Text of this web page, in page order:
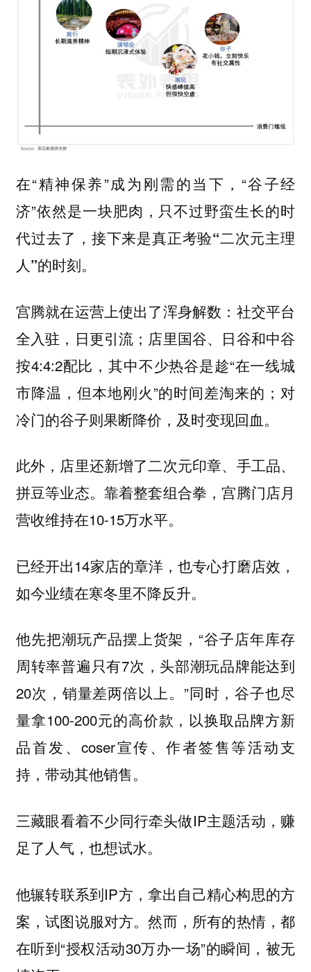
在“精神保养”成为刚需的当下，“谷子经
济”依然是一块肥肉， 只不过野蛮生长的时
代过去了，接下来是真正考验“二次元主理
人”的时刻。
宫腾就在运营上使出了浑身解数：社交平台
全入驻，日更引流；店里国谷、日谷和中谷
按4:4:2配比，其中不少热谷是趁“在一线城
市降温，但本地刚火”的时间差淘来的；对
冷门的谷子则果断降价，及时变现回血。
此外，店里还新增了二次元印章、手工品、
拼豆等业态。靠着整套组合拳，宫腾门店月
营收维持在10-15万水平。
已经开出14家店的章洋，也专心打磨店效，
如今业绩在寒冬里不降反升。
他先把潮玩产品摆上货架，“谷子店年库存
周转率普遍只有7次，头部潮玩品牌能达到
20次，销量差两倍以上。”同时，谷子也尽
量拿100-200元的高价款，以换取品牌方新
品首发、coser宣传、作者签售等活动支
持，带动其他销售。
三藏眼看着不少同行牵头做IP主题活动，赚
足了人气，也想试水。
他辗转联系到IP方，拿出自己精心构思的方
案，试图说服对方。然而，所有的热情，都
在听到“授权活动30万办一场”的瞬间，被无